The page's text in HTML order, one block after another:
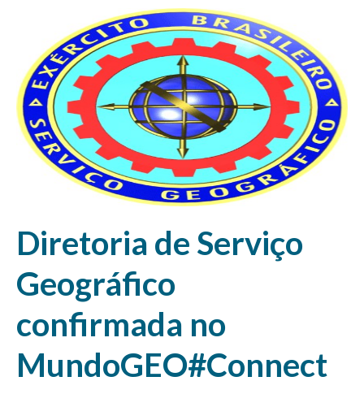
Diretoria de Serviço
Geográfico
confirmada no
MundoGEO#Connect